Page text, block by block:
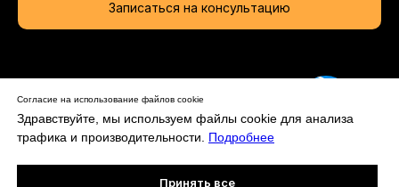
Записаться на консультацию
ОГРНИП: 319470400030514
Политика обработки персональных данных
Правовая информация
Согласие на использование файлов cookie
Здравствуйте, мы используем файлы cookie для анализа
трафика и производительности. Подробнее
Принять все
Задайте вопрос